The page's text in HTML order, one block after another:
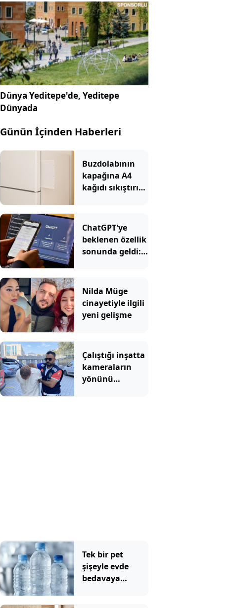
Dünya Yeditepe'de, Yeditepe
Dünyada
Günün İçinden Haberleri
Buzdolabının
kapağına A4
kağıdı sıkıştırın
ChatGPT'ye
beklenen özellik
sonunda geldi:
Nilda Müge
cinayetiyle ilgili
yeni gelişme
Çalıştığı inşatta
kameraların
yönünü
Tek bir pet
şişeyle evde
bedavaya